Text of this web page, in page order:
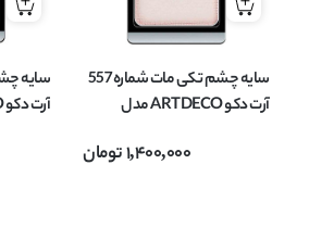
سایه چشم تکی مات شماره 557
آرت دکو ARTDECO مدل
1,400,000تومان